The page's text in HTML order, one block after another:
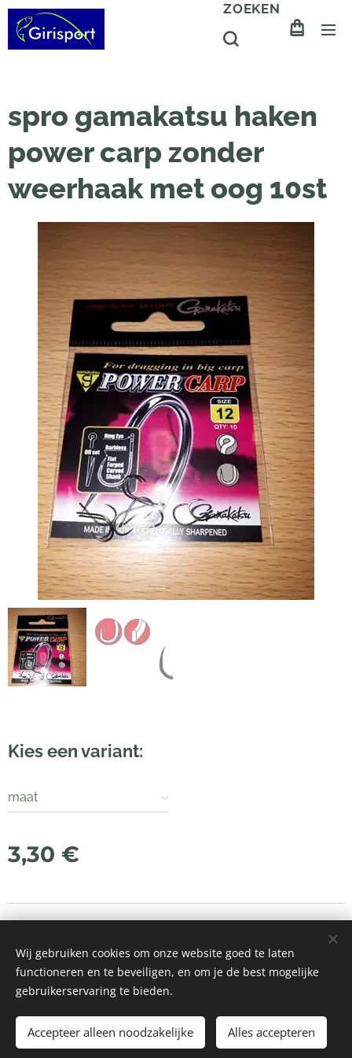
ZOEKEN
spro gamakatsu haken
power carp zonder
weerhaak met oog 10st
Kies een variant:
maat
3,30 €
Toevoegen aan de winkelwagen
Webnode
Wij gebruiken cookies om onze website goed te laten
functioneren en te beveiligen, en om je de best mogelijke
gebruikerservaring te bieden.
Accepteer alleen noodzakelijke Alles accepteren